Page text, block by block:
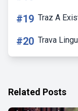
#19 Traz A
#20 Trava
Related Posts